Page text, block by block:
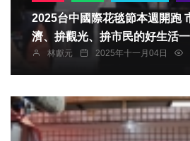
2025台中國際花毯節本週開跑 市長盧秀燕：拚經
濟、拚觀光、拚市民的好生活
林獻元 2025年十一月04日